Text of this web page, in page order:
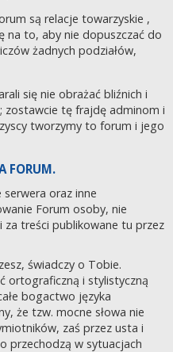
są relacje towarzyskie ,
na to, aby nie dopuszczać do
żadnych podziałów,
się nie obrażać bliźnich i
zostawcie tę frajdę adminom i
tworzymy to forum i jego
FORUM.
serwera oraz inne
Forum osoby, nie
treści publikowane tu przez
świadczy o Tobie.
ortograficzną i stylistyczną
bogactwo języka
że tzw. mocne słowa nie
zaś przez usta i
przechodzą w sytuacjach